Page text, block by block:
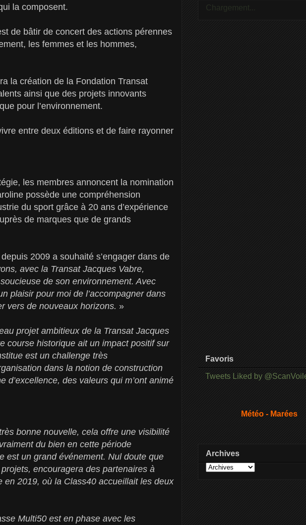
la composent.
de bâtir de concert des actions pérennes
les femmes et les hommes,
la création de la Fondation Transat
ainsi que des projets innovants
pour l’environnement.
entre deux éditions et de faire rayonner
les membres annoncent la nomination
possède une compréhension
du sport grâce à 20 ans d’expérience
de marques que de grands
2009 a souhaité s’engager dans de
avec la Transat Jacques Vabre,
de son environnement. Avec
plaisir pour moi de l’accompagner dans
vers de nouveaux horizons. »
projet ambitieux de la Transat Jacques
course historique ait un impact positif sur
est un challenge très
dans la notion de construction
d’excellence, des valeurs qui m’ont animé
bonne nouvelle, cela offre une visibilité
du bien en cette période
est un grand événement. Nul doute que
encouragera des partenaires à
2019, où la Class40 accueillait les deux
Multi50 est en phase avec les
Chargement...
Favoris
Tweets Liked by
Météo - Marées
Archives